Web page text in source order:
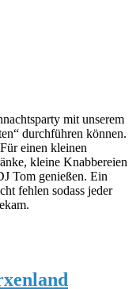
mit unserem
durchführen können.
einen kleinen
kleine Knabbereien
Tom genießen. Ein
fehlen sodass jeder